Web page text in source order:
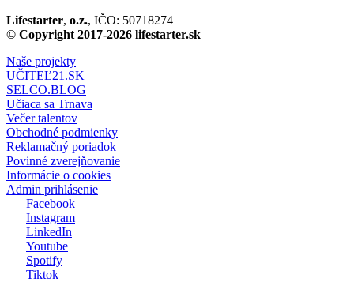
Lifestarter, o.z., IČO: 50718274
© Copyright 2017-2026 lifestarter.sk
Naše projekty
UČITEĽ21.SK
SELCO.BLOG
Učiaca sa Trnava
Večer talentov
Obchodné podmienky
Reklamačný poriadok
Povinné zverejňovanie
Informácie o cookies
Admin prihlásenie
Facebook
Instagram
LinkedIn
Youtube
Spotify
Tiktok